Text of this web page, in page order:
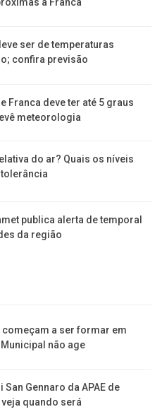
ser de temperaturas
confira previsão
Franca deve ter até 5 graus
meteorologia
do ar? Quais os níveis
publica alerta de temporal
da região
começam a ser formar em
não age
Gennaro da APAE de
quando será